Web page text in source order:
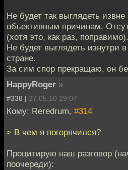
Не будет так выглядеть
объективным причинам.
(хотя это, как раз, поправимо).
Не будет выглядеть изнутри
стране.
За сим спор прекращаю, он
HappyRoger »
#338 | 27.05.10 19:07
Кому: Reredrum, #314
> В чем я погорячился?
Процитирую наш разговор
поочереди):